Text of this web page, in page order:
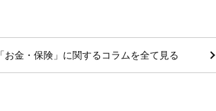
「お金・保険」に関するコラムを全て見る